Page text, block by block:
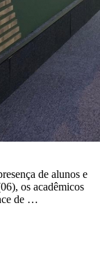
de alunos e
os acadêmicos
de …